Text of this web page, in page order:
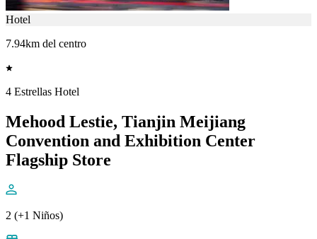
Hotel
7.94km del centro
4 Estrellas Hotel
Mehood Lestie, Tianjin Meijiang
Convention and Exhibition Center
Flagship Store
2 (+1 Niños)